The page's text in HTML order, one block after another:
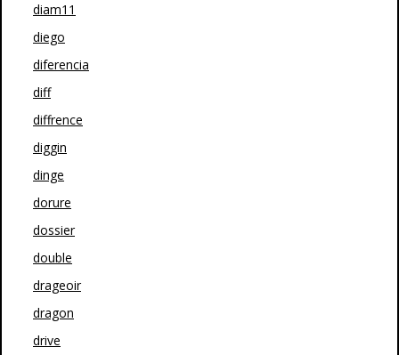
diam11
diego
diferencia
diff
diffrence
diggin
dinge
dorure
dossier
double
drageoir
dragon
drive